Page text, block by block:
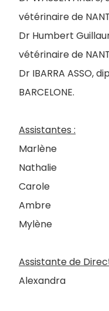
vétérinaire de
Dr Humbert
vétérinaire de
Dr IBARRA ASSO,
BARCELONE.
Assistantes :
Marlène
Nathalie
Carole
Ambre
Mylène
Assistante de
Alexandra